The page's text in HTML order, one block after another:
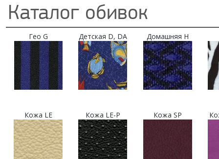
Каталог обивок
Гео G Детская D, DA Домашняя H
Кожа LE Кожа LE-P Кожа SP